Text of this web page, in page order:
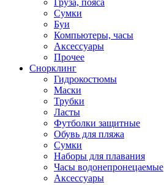
Груза, пояса
Сумки
Буи
Компьютеры, часы
Аксессуары
Прочее
Снорклинг
Гидрокостюмы
Маски
Трубки
Ласты
Футболки защитные
Обувь для пляжа
Сумки
Наборы для плавания
Часы водонепронецаемые
Аксессуары